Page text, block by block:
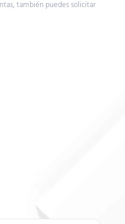
también puedes solicitar